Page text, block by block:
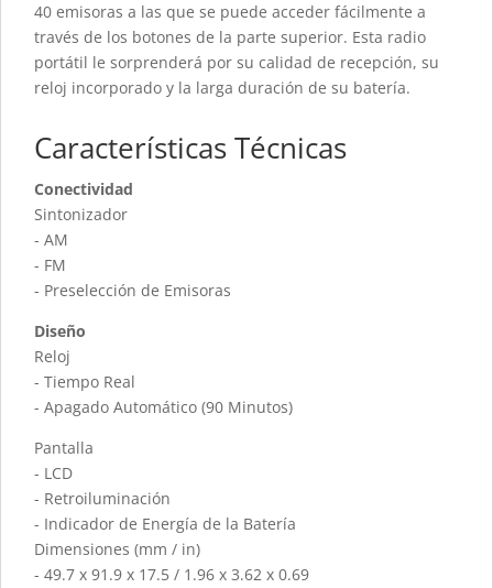
40 emisoras a las que se puede acceder fácilmente a
través de los botones de la parte superior. Esta radio
portátil le sorprenderá por su calidad de recepción, su
reloj incorporado y la larga duración de su batería.
Características Técnicas
Conectividad
Sintonizador
- AM
- FM
- Preselección de Emisoras
Diseño
Reloj
- Tiempo Real
- Apagado Automático (90 Minutos)
Pantalla
- LCD
- Retroiluminación
- Indicador de Energía de la Batería
Dimensiones (mm / in)
- 49.7 x 91.9 x 17.5 / 1.96 x 3.62 x 0.69